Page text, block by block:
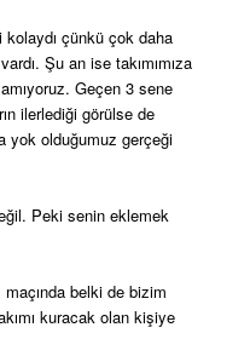
çünkü çok daha
Şu an ise takımımıza
Geçen 3 sene
ilerlediği görülse de
yok olduğumuz gerçeği
Peki senin eklemek
belki de bizim
kuracak olan kişiye